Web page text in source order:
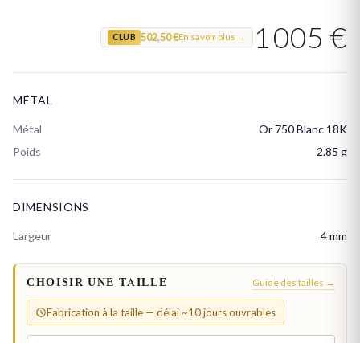
CLUB 502,50 €En savoir plus → 1 005 €
MÉTAL
Métal
Or 750 Blanc 18K
Poids
2.85 g
DIMENSIONS
Largeur 4 mm
CHOISIR UNE TAILLE Guide des tailles →
Fabrication à la taille — délai ~10 jours ouvrables